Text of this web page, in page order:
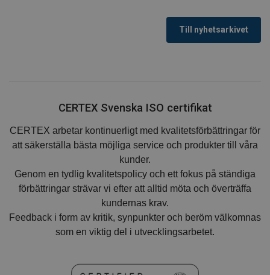
Till nyhetsarkivet
CERTEX Svenska ISO certifikat
CERTEX arbetar kontinuerligt med kvalitetsförbättringar för
att säkerställa bästa möjliga service och produkter till våra
kunder.
Genom en tydlig kvalitetspolicy och ett fokus på ständiga
förbättringar strävar vi efter att alltid möta och överträffa
kundernas krav.
Feedback i form av kritik, synpunkter och beröm välkomnas
som en viktig del i utvecklingsarbetet.